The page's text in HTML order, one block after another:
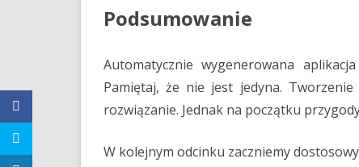
Podsumowanie
Automatycznie wygenerowana
Pamiętaj, że nie jest jedyna.
rozwiązanie. Jednak na początku
W kolejnym odcinku zaczniemy